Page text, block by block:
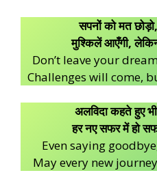
सपनों को मत
मुश्किलें आएँगी,
Don’t leave your
Challenges will come,
अलविदा कहते हुए
हर नए सफर में हो
Even saying
May every new